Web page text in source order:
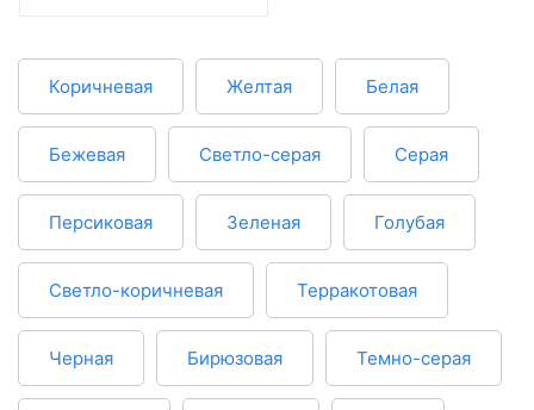
Коричневая Желтая Белая
Бежевая Светло-серая Серая
Персиковая Зеленая Голубая
Светло-коричневая Терракотовая
Черная Бирюзовая Темно-серая